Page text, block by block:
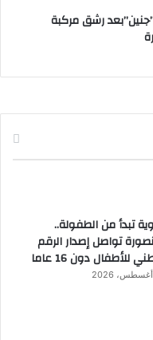
رشق مركبة
تبدأ من الطفولة..
تواصل إصدار الرقم
للأطفال دون 16 عاما